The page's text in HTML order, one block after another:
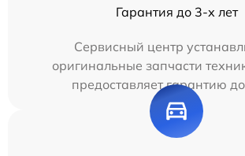
Гарантия до 3-х лет
Сервисный центр
оригинальные запчасти
предоставляет гарантию